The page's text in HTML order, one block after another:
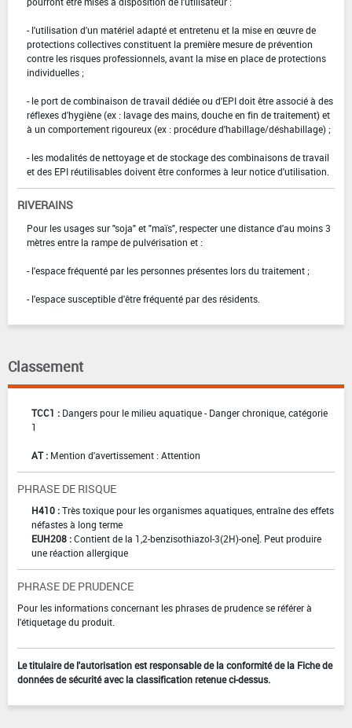
- l'utilisation d'un matériel adapté et entretenu et la mise en œuvre de
protections collectives constituent la première mesure de prévention
contre les risques professionnels, avant la mise en place de protections
individuelles ;
- le port de combinaison de travail dédiée ou d'EPI doit être associé à des
réflexes d'hygiène (ex : lavage des mains, douche en fin de traitement) et
à un comportement rigoureux (ex : procédure d'habillage/déshabillage) ;
- les modalités de nettoyage et de stockage des combinaisons de travail
et des EPI réutilisables doivent être conformes à leur notice d'utilisation.
RIVERAINS
Pour les usages sur "soja" et "maïs", respecter une distance d'au moins 3
mètres entre la rampe de pulvérisation et :
- l'espace fréquenté par les personnes présentes lors du traitement ;
- l'espace susceptible d'être fréquenté par des résidents.
Classement
TCC1 : Dangers pour le milieu aquatique - Danger chronique, catégorie
1
AT : Mention d'avertissement : Attention
PHRASE DE RISQUE
H410 :Très toxique pour les organismes aquatiques, entraîne des effets
néfastes à long terme
EUH208 :Contient de la 1,2-benzisothiazol-3(2H)-one]. Peut produire
une réaction allergique
PHRASE DE PRUDENCE
Pour les informations concernant les phrases de prudence se référer à
l'étiquetage du produit.
Le titulaire de l'autorisation est responsable de la conformité de la Fiche de
données de sécurité avec la classification retenue ci-dessus.